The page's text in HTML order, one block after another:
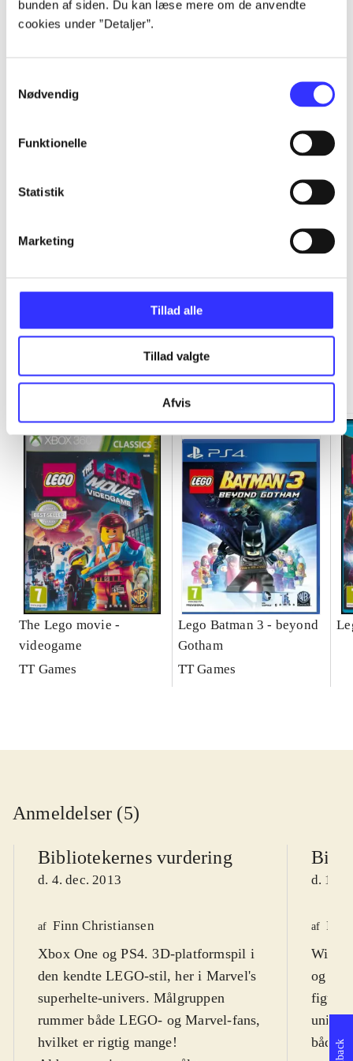
bunden af siden. Du kan læse mere om de anvendte
cookies under ”Detaljer”.
Nødvendig
Funktionelle
Statistik
Marketing
Tillad alle
Tillad valgte
Afvis
Alle registrerede artikler fordelt på udgivelser
...
Minder om
The Lego movie -
videogame
TT Games
Lego Batman 3 - beyond
Gotham
TT Games
Anmeldelser (5)
Bibliotekernes vurdering
d. 4. dec. 2013
af Finn Christiansen
Xbox One og PS4. 3D-platformspil i
den kendte LEGO-stil, her i Marvel's
superhelte-univers. Målgruppen
rummer både LEGO- og Marvel-fans,
hvilket er rigtig mange!
d. 11.
af
Wii U.
og
figurer
både